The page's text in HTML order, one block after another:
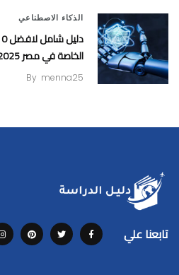
الذكاء الاصطناعي
الخاصة في مصر 2025
By menna25
تابعنا علي